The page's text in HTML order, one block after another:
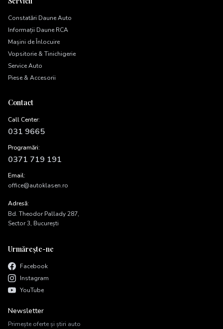
Constatări Daune Auto
Informații Daune RCA
Mașini de Înlocuire
Vopsitorie & Tinichigerie
Service Auto
Piese & Accesorii
Contact
Call Center:
031 9665
Programări:
0371 719 191
Email:
office@autoklasen.ro
Adresă:
Bd. Theodor Pallady 287,
Sector 3, București
Urmărește-ne
Facebook
Instagram
YouTube
Newsletter
Primește oferte și știri auto